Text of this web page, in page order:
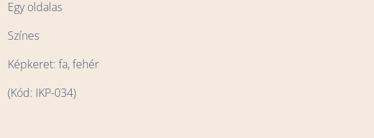
Egy oldalas
Színes
Képkeret: fa, fehér
(Kód: IKP-034)